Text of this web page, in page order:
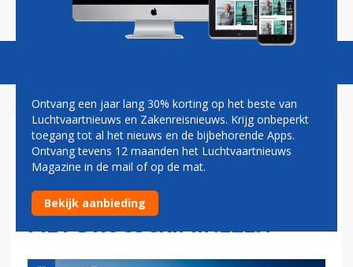
Magazine Podcasts Vacatures
VRACHTMEDEWERKER
AANGEHOUDEN OP
SCHIPHOL OM DELEN DATA
MET DRUGSCRIMINELEN
Ontvang een jaar lang 30% korting op het beste van
Luchtvaartnieuws en Zakenreisnieuws. Krijg onbeperkt
toegang tot al het nieuws en de bijbehorende Apps.
Ontvang tevens 12 maanden het Luchtvaartnieuws
Magazine in de mail of op de mat.
Bekijk aanbieding